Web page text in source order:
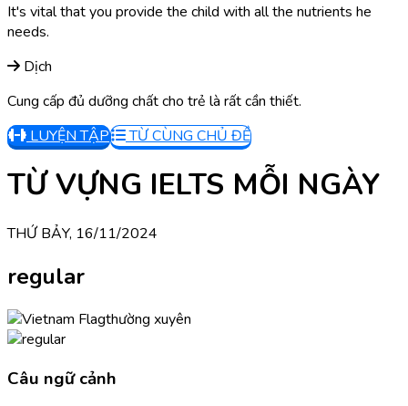
It's vital that you provide the child with all the nutrients he
needs.
Dịch
Cung cấp đủ dưỡng chất cho trẻ là rất cần thiết.
LUYỆN TẬP
TỪ CÙNG CHỦ ĐỀ
TỪ VỰNG IELTS MỖI NGÀY
THỨ BẢY, 16/11/2024
regular
thường xuyên
Câu ngữ cảnh